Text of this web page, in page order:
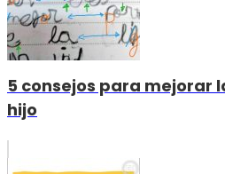
5 consejos para mejorar
hijo